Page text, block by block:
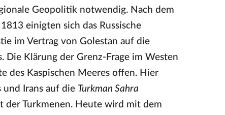
Geopolitik notwendig. Nach dem
einigten sich das Russische
im Vertrag von Golestan auf die
Die Klärung der Grenz-Frage im Westen
des Kaspischen Meeres offen. Hier
und Irans auf die Turkman Sahra
der Turkmenen. Heute wird mit dem